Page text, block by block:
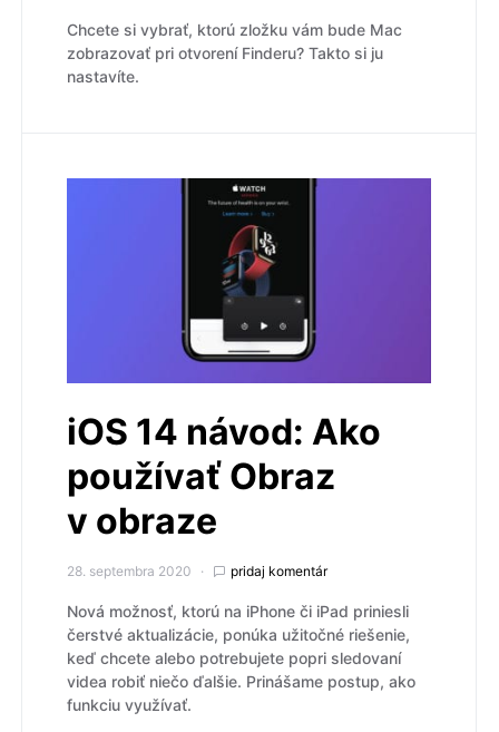
Chcete si vybrať, ktorú zložku vám bude Mac
zobrazovať pri otvorení Finderu? Takto si ju
nastavíte.
iOS 14 návod: Ako
používať Obraz
v obraze
28. septembra 2020 pridaj komentár
Nová možnosť, ktorú na iPhone či iPad priniesli
čerstvé aktualizácie, ponúka užitočné riešenie,
keď chcete alebo potrebujete popri sledovaní
videa robiť niečo ďalšie. Prinášame postup, ako
funkciu využívať.